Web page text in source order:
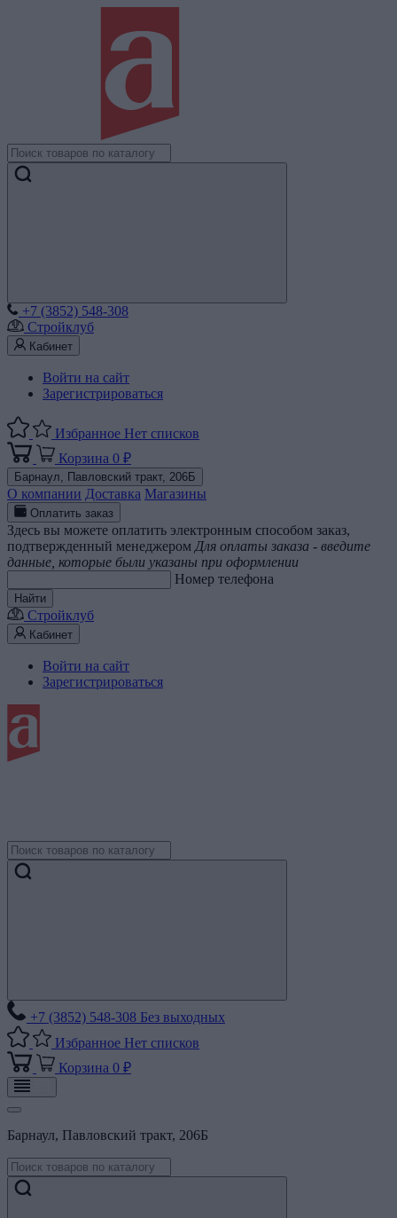
+7 (3852) 548-308
Стройклуб
Кабинет
Войти на сайт
Зарегистрироваться
Избранное Нет списков
Корзина 0 ₽
Барнаул, Павловский тракт, 206Б
О компании Доставка Магазины
Оплатить заказ
Здесь вы можете оплатить электронным способом заказ,
подтвержденный менеджером Для оплаты заказа - введите
данные, которые были указаны при оформлении
Номер телефона
Найти
Стройклуб
Кабинет
Войти на сайт
Зарегистрироваться
+7 (3852) 548-308 Без выходных
Избранное Нет списков
Корзина 0 ₽
Барнаул, Павловский тракт, 206Б